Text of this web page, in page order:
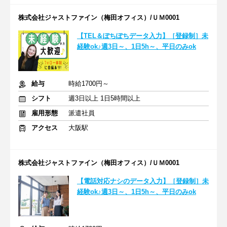
株式会社ジャストファイン（梅田オフィス）/ＵＭ0001
【TEL＆ぽちぽちデータ入力】［登録制］未
経験ok♪週3日～、1日5h～、平日のみok
給与
時給1700円～
シフト
週3日以上 1日5時間以上
雇用形態
派遣社員
アクセス
大阪駅
株式会社ジャストファイン（梅田オフィス）/ＵＭ0001
【電話対応ナシのデータ入力】［登録制］未
経験ok♪週3日～、1日5h～、平日のみok